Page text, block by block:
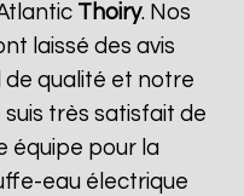
Thoiry. Nos
laissé des avis
de qualité et notre
très satisfait de
équipe pour la
eau électrique